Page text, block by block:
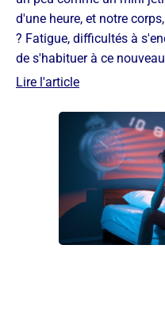
d'une heure, et notre
? Fatigue, difficultés à
de s'habituer à ce
Lire l'article